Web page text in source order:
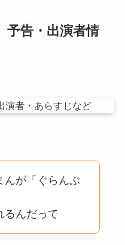
告・出演者情
んが「ぐらんぶ
るんだって